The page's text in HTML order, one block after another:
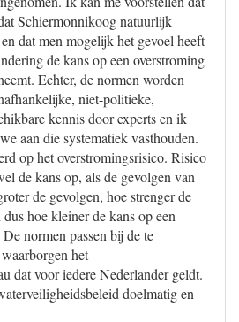
Schiermonnikoog natuurlijk
dat men mogelijk het gevoel heeft
de kans op een overstroming
Echter, de normen worden
niet-politieke,
kennis door experts en ik
aan die systematiek vasthouden.
op het overstromingsrisico. Risico
de kans op, als de gevolgen van
de gevolgen, hoe strenger de
hoe kleiner de kans op een
normen passen bij de te
het
dat voor iedere Nederlander geldt.
doelmatig en